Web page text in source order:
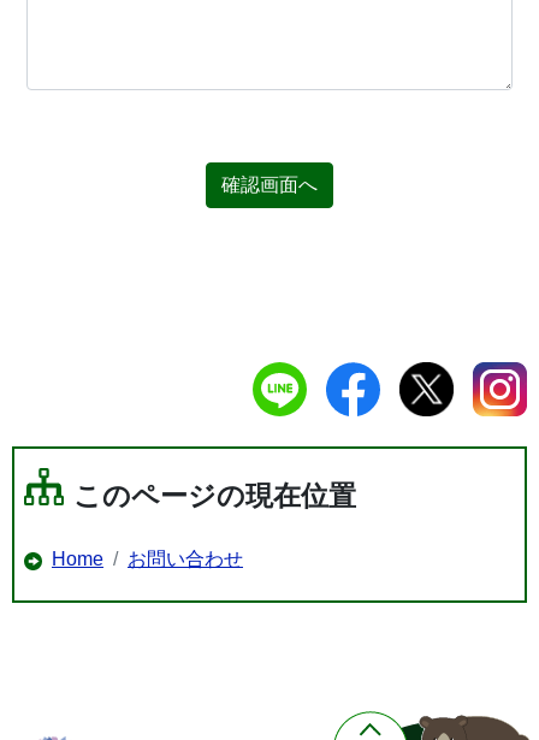
確認画面へ
このページの現在位置
Home お問い合わせ